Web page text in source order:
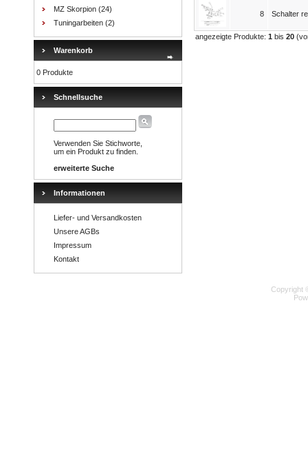
MZ Skorpion (24)
Tuningarbeiten (2)
Warenkorb
0 Produkte
Schnellsuche
Verwenden Sie Stichworte,
um ein Produkt zu finden.
erweiterte Suche
Informationen
Liefer- und Versandkosten
Unsere AGBs
Impressum
Kontakt
8 Schalter
angezeigte Produkte: 1 bis 20
Copyright